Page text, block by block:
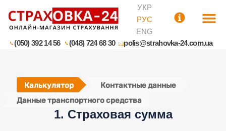
УКР
РУС
ENG
(050) 392 14 56 (048) 724 68 30 polis@strahovka-24.com.ua
Калькулятор
Контактные данные
Данные транспортного средства
1. Страховая сумма